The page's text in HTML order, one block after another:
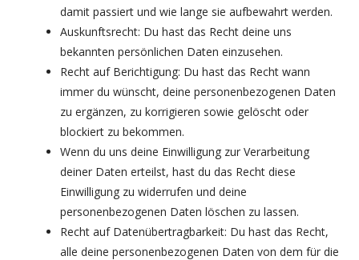
damit passiert und wie lange sie aufbewahrt werden.
Auskunftsrecht: Du hast das Recht deine uns
bekannten persönlichen Daten einzusehen.
Recht auf Berichtigung: Du hast das Recht wann
immer du wünscht, deine personenbezogenen Daten
zu ergänzen, zu korrigieren sowie gelöscht oder
blockiert zu bekommen.
Wenn du uns deine Einwilligung zur Verarbeitung
deiner Daten erteilst, hast du das Recht diese
Einwilligung zu widerrufen und deine
personenbezogenen Daten löschen zu lassen.
Recht auf Datenübertragbarkeit: Du hast das Recht,
alle deine personenbezogenen Daten von dem für die